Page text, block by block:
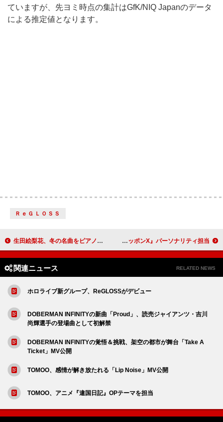
ていますが、先ヨミ時点の集計はGfK/NIQ Japanのデータ
による推定値となります。
ＲｅＧＬＯＳＳ
生田絵梨花、冬の名曲をピアノ弾き語りカバー ラジオ番組でオンエア＆楽曲リクエスト受付中 井上苑子、歌唱活動の休止前に『オールナイトニッポンX』パーソナリティ担当
関連ニュース RELATED NEWS
ホロライブ新グループ、ReGLOSSがデビュー
DOBERMAN INFINITYの新曲「Proud」、読売ジャイアンツ・吉川
尚輝選手の登場曲として初解禁
DOBERMAN INFINITYの覚悟＆挑戦、架空の都市が舞台「Take A
Ticket」MV公開
TOMOO、感情が解き放たれる「Lip Noise」MV公開
TOMOO、アニメ『違国日記』OPテーマを担当